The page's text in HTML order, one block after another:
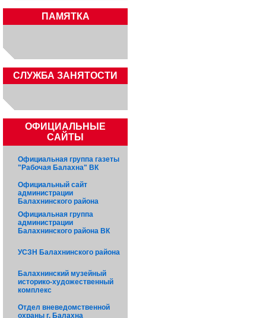
ПАМЯТКА
CЛУЖБА ЗАНЯТОСТИ
ОФИЦИАЛЬНЫЕ
САЙТЫ
Официальная группа газеты
"Рабочая Балахна" ВК
Официальный сайт
администрации
Балахнинского района
Официальная группа
администрации
Балахнинского района ВК
УСЗН Балахнинского района
Балахнинский музейный
историко-художественный
комплекс
Отдел вневедомственной
охраны г. Балахна